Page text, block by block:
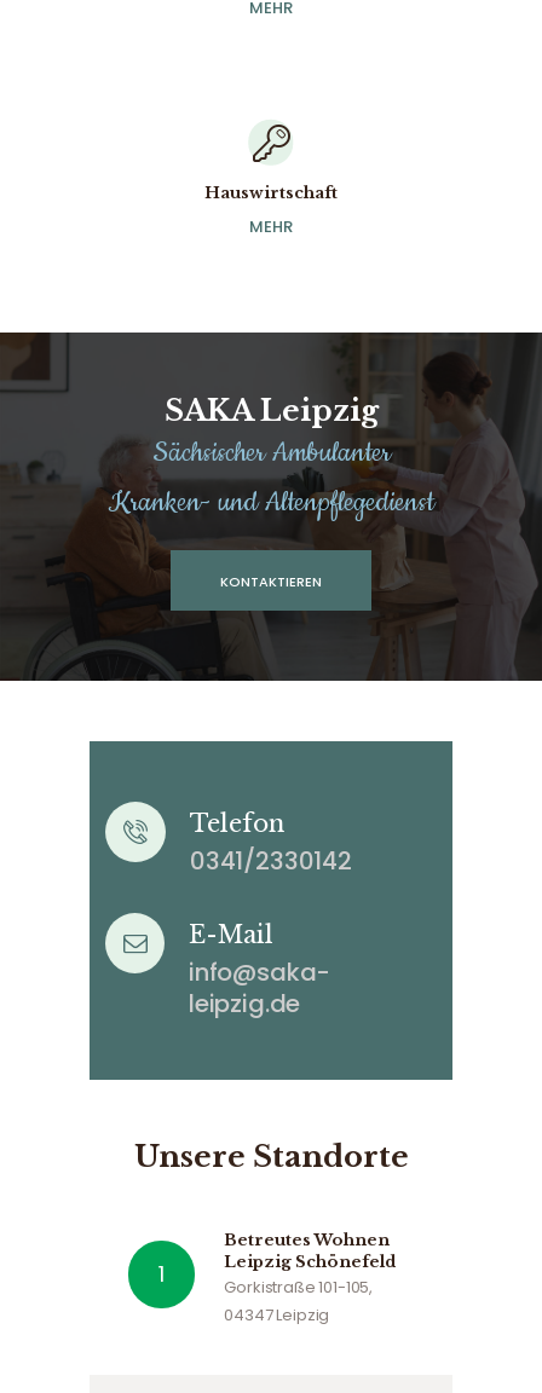
MEHR
Hauswirtschaft
MEHR
Hauswirtschaft
SAKA Leipzig
Sächsischer Ambulanter
Kranken- und Altenpflegedienst
KONTAKTIEREN
Telefon
0341/2330142
E-Mail
info@saka-
leipzig.de
Unsere Standorte
Betreutes Wohnen
Leipzig Schönefeld
Gorkistraße 101-105,
04347 Leipzig